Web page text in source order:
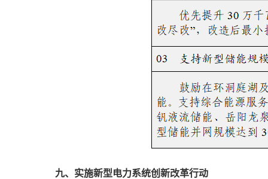
九、实施新型电力系统创新改革行动